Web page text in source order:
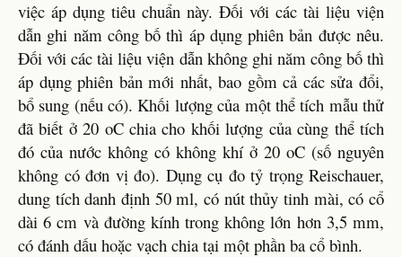
việc áp dụng tiêu chuẩn này. Đối với các tài liệu viện
dẫn ghi năm công bố thì áp dụng phiên bản được nêu.
Đối với các tài liệu viện dẫn không ghi năm công bố thì
áp dụng phiên bản mới nhất, bao gồm cả các sửa đổi,
bổ sung (nếu có). Khối lượng của một thể tích mẫu thử
đã biết ở 20 oC chia cho khối lượng của cùng thể tích
đó của nước không có không khí ở 20 oC (số nguyên
không có đơn vị đo). Dụng cụ đo tỷ trọng Reischauer,
dung tích danh định 50 ml, có nút thủy tinh mài, có cổ
dài 6 cm và đường kính trong không lớn hơn 3,5 mm,
có đánh dấu hoặc vạch chia tại một phần ba cổ bình.